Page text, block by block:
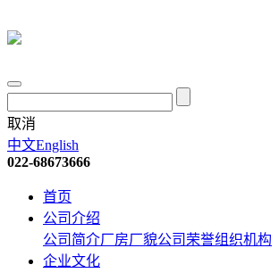
取消
中文English
022-68673666
首页
公司介绍
公司简介厂房厂貌公司荣誉组织机构
企业文化